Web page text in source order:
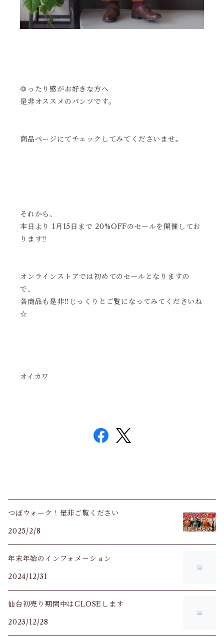
ゆったり感がお好きな方へ
是非オススメのパンツです。
商品ページにてチェックしてみてくださいませ。
それから、
本日より 1月15日まで 20%OFFのセールを開催してお
ります‼︎
オンラインストアでは初めてのセールとなりますの
で、
各商品も是非‼︎じっくりとご覧になってみてくださいね
☆
オイカワ
つぼウォーク！是非ご覧ください
2025/2/8
年末年始のインフォメーション
2024/12/31
仙台初売り期間中はCLOSEします
2023/12/28